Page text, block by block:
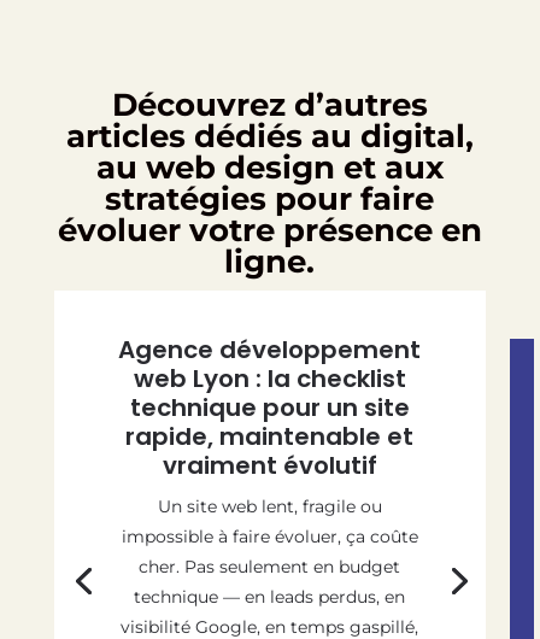
Découvrez d’autres
articles dédiés au digital,
au web design et aux
stratégies pour faire
évoluer votre présence en
ligne.
Agence développement
web Lyon : la checklist
technique pour un site
rapide, maintenable et
vraiment évolutif
Un site web lent, fragile ou
impossible à faire évoluer, ça coûte
cher. Pas seulement en budget
technique — en leads perdus, en
visibilité Google, en temps gaspillé,